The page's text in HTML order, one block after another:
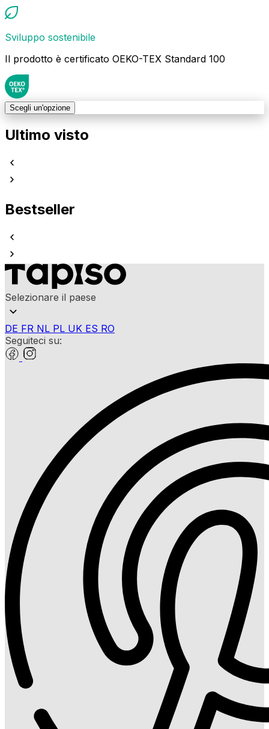
Sviluppo sostenibile
Il prodotto è certificato OEKO-TEX Standard 100
Scegli un'opzione
Ultimo visto
Bestseller
Selezionare il paese
DE FR NL PL UK ES RO
Seguiteci su: